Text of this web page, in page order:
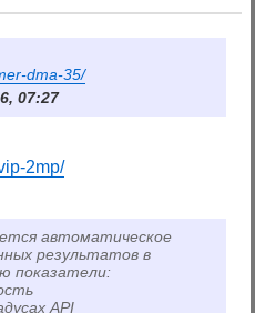
dma-35/
07:27
2mp/
автоматическое
результатов в
показатели:
API